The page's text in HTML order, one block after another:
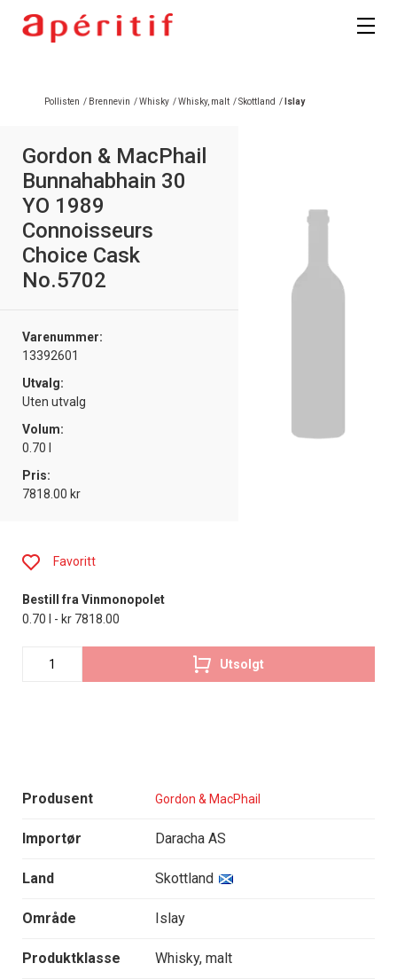
Pollisten / Brennevin /Whisky /Whisky, malt /Skottland / Islay
Gordon & MacPhail
Bunnahabhain 30
YO 1989
Connoisseurs
Choice Cask
No.5702
Varenummer:
13392601
Utvalg:
Uten utvalg
Volum:
0.70 l
Pris:
7818.00 kr
Produsent Gordon & MacPhail
Importør Daracha AS
Land Skottland
Område Islay
Produktklasse Whisky, malt
Favoritt
Bestill fra Vinmonopolet
0.70 l - kr 7818.00
Utsolgt